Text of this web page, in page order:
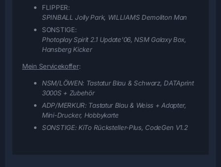
FLIPPER:
SPINBALL Jolly Park, WILLIAMS Demoliton Man
SONSTIGE:
Photoplay Spirit 2.1 Update'06, NSM Galaxy Box,
Hansberg Kicker
Mein Servicekoffer:
NSM/LÖWEN: Tastatur Blau & Schwarz, DATAprint
3000S + Zubehör
ADP/MERKUR: Tastatur Blau & Weiss + Adapter,
Mini-Drucker, Hobbykarte
SONSTIGE: KiTo Rücksteller-Plus, CodeGen V1.2